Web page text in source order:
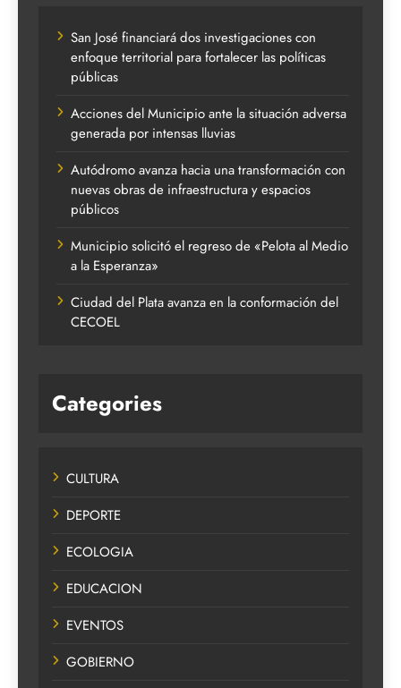
San José financiará dos investigaciones con
enfoque territorial para fortalecer las políticas
públicas
Acciones del Municipio ante la situación adversa
generada por intensas lluvias
Autódromo avanza hacia una transformación con
nuevas obras de infraestructura y espacios
públicos
Municipio solicitó el regreso de «Pelota al Medio
a la Esperanza»
Ciudad del Plata avanza en la conformación del
CECOEL
Categories
CULTURA
DEPORTE
ECOLOGIA
EDUCACION
EVENTOS
GOBIERNO